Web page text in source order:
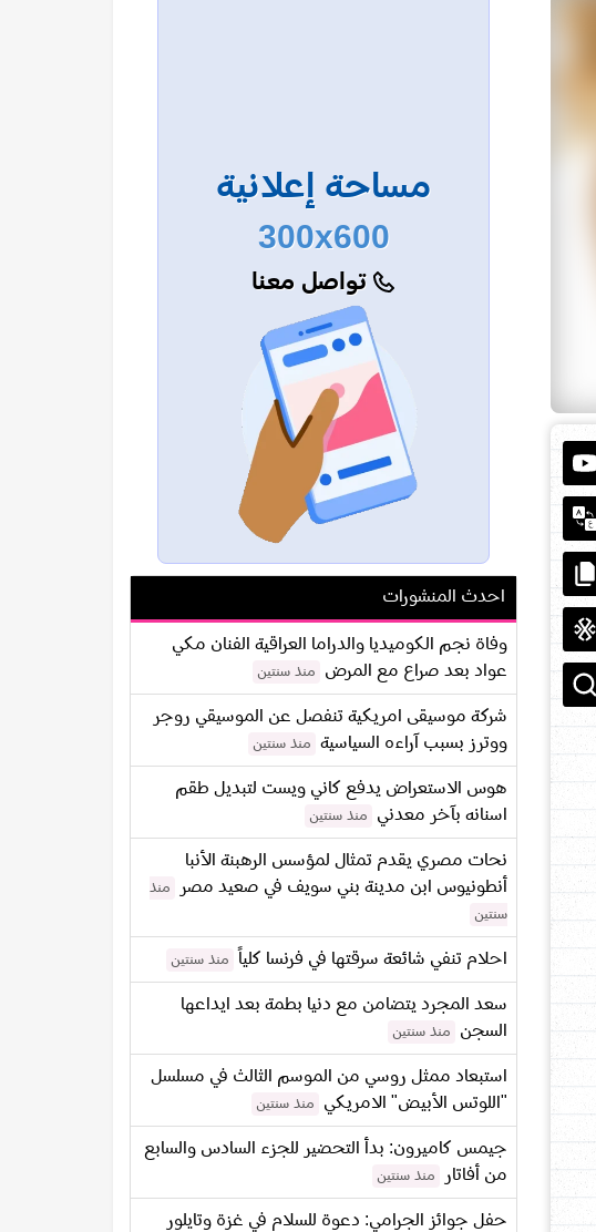
مساحة إعلانية
300x600
تواصل معنا
احدث المنشورات
وفاة نجم الكوميديا والدراما العراقية الفنان مكي
عواد بعد صراع مع المرض
منذ سنتين
شركة موسيقى امريكية تنفصل عن الموسيقي روجر
ووترز بسبب آراءه السياسية
منذ سنتين
هوس الاستعراض يدفع كاني ويست لتبديل طقم
اسنانه بآخر معدني
منذ سنتين
نحات مصري يقدم تمثال لمؤسس الرهبنة الأنبا
أنطونيوس ابن مدينة بني سويف في صعيد مصر
منذ
سنتين
احلام تنفي شائعة سرقتها في فرنسا كلياً منذ سنتين
سعد المجرد يتضامن مع دنيا بطمة بعد ايداعها
السجن
منذ سنتين
استبعاد ممثل روسي من الموسم الثالث في مسلسل
"اللوتس الأبيض" الامريكي
منذ سنتين
جيمس كاميرون: بدأ التحضير للجزء السادس والسابع
من أفاتار
منذ سنتين
حفل جوائز الجرامي: دعوة للسلام في غزة وتايلور